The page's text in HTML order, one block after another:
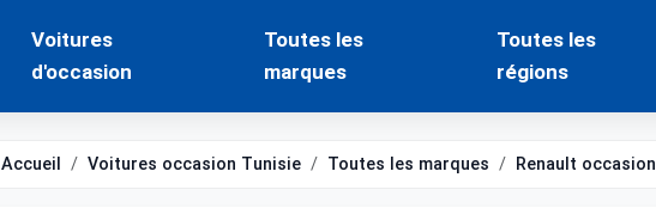
Voitures
d'occasion
Toutes les
marques
Toutes les
régions
Accueil Voitures occasion Tunisie Toutes les marques Renault occasion